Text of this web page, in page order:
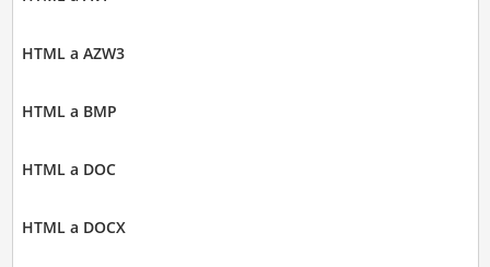
HTML a AZW3
HTML a BMP
HTML a DOC
HTML a DOCX